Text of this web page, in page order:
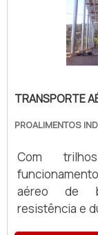
TRANSPORTE
PROALIMENTOS
Com
aéreo de
resistência e